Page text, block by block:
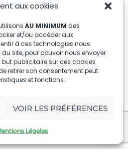
aux cookies
AU MINIMUM des
et/ou accéder aux
à ces technologies nous
site, pour pouvoir nous envoyer
publicitaire sur ces cookies
retirer son consentement peut
et fonctions.
VOIR LES PRÉFÉRENCES
Légales